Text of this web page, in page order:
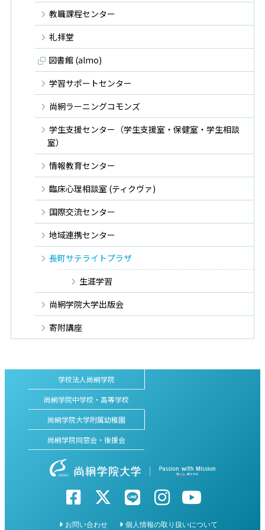
教職課程センター
礼拝堂
図書館 (almo)
学習サポートセンター
尚絅ラーニングコモンズ
学生支援センター（学生支援室・保健室・学生相談
室）
情報教育センター
臨床心理相談室 (ティクヴァ)
国際交流センター
地域連携センター
長町サテライトプラザ
生涯学習
尚絅学院大学出版会
寄附講座
学校法人尚絅学院
尚絅学院中学校・高等学校
尚絅学院大学附属幼稚園
尚絅学院同窓会・後援会
お問い合わせ 個人情報の取り扱いについて